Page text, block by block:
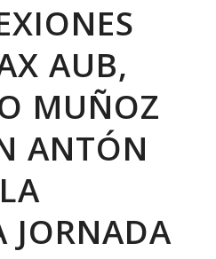
AUB,
MUÑOZ
ANTÓN
JORNADA